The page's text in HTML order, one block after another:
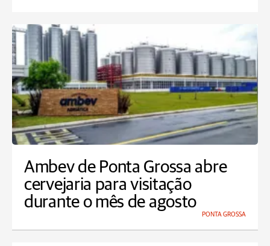
Ambev de Ponta Grossa abre
cervejaria para visitação
durante o mês de agosto
PONTA GROSSA